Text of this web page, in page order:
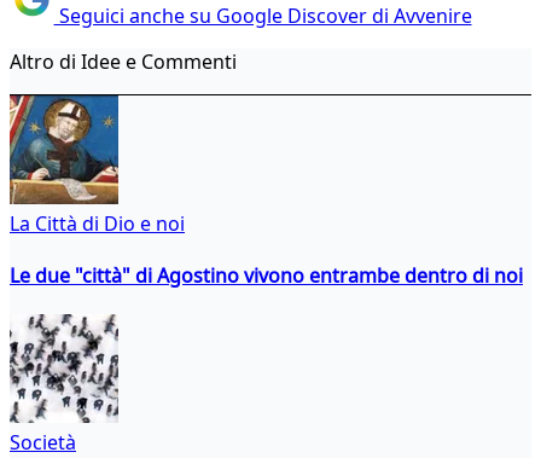
Seguici anche su Google Discover di Avvenire
Altro di Idee e Commenti
La Città di Dio e noi
Le due "città" di Agostino vivono entrambe dentro di noi
Società